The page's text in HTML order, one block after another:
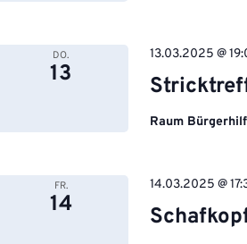
DO.
13
13.03.2025 @
Raum
FR.
14
14.03.2025 @